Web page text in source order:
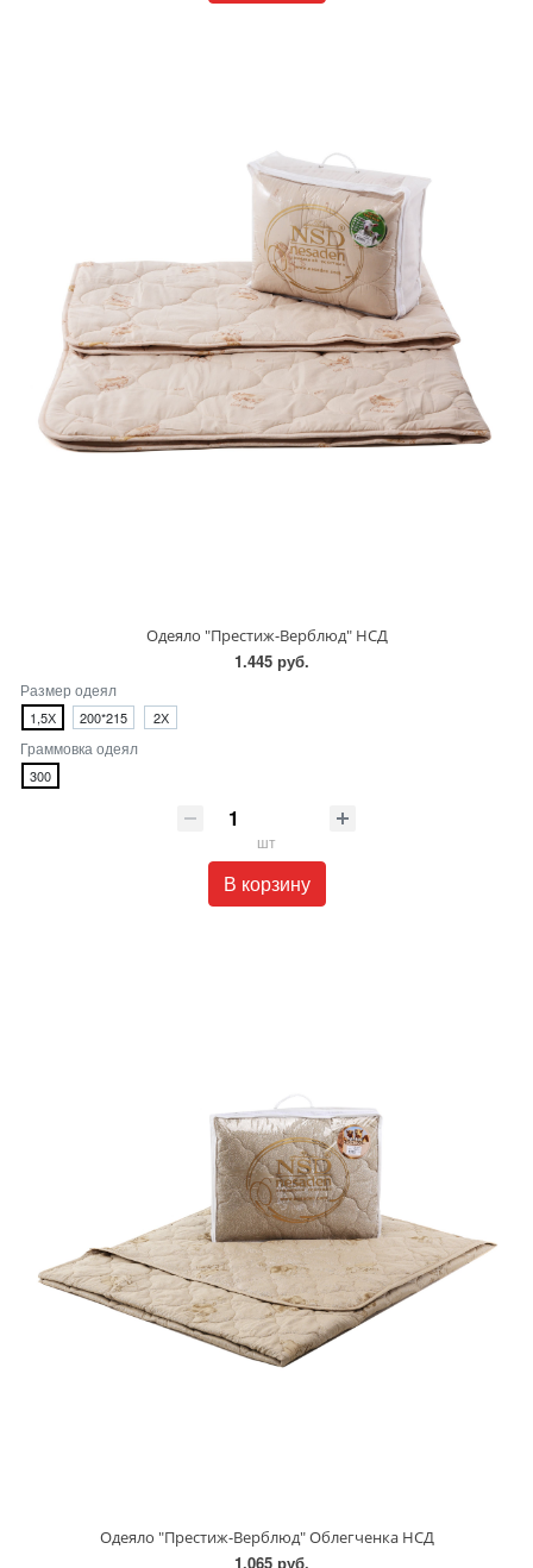
Одеяло "Престиж-Верблюд" НСД
1.445 руб.
Размер одеял
1,5Х 200*215 2Х
Граммовка одеял
300
шт
В корзину
Одеяло "Престиж-Верблюд" Облегченка НСД
1.065 руб.